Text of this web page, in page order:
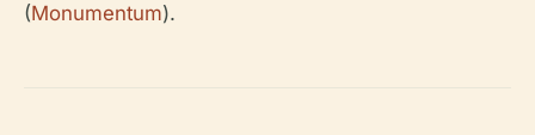
(Monumentum).